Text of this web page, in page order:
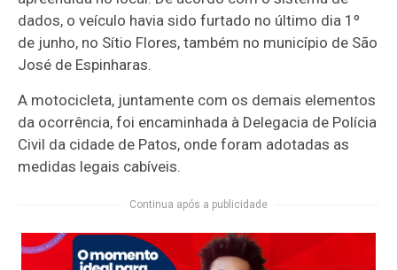
dados, o veículo havia sido furtado no último dia 1º
de junho, no Sítio Flores, também no município de São
José de Espinharas.
A motocicleta, juntamente com os demais elementos
da ocorrência, foi encaminhada à Delegacia de Polícia
Civil da cidade de Patos, onde foram adotadas as
medidas legais cabíveis.
Continua após a publicidade